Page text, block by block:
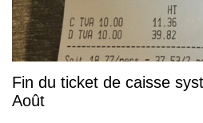
Fin du ticket de caisse
Août